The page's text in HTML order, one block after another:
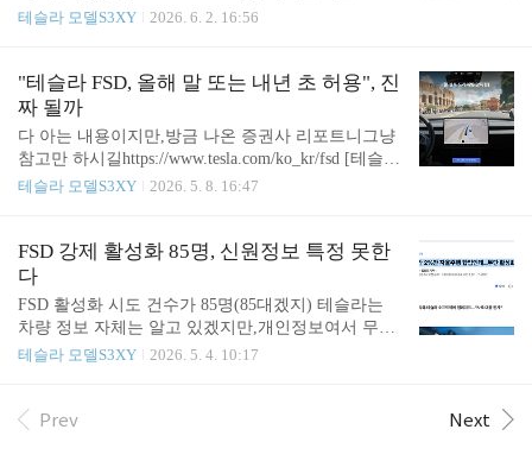
미국 유저 배포 기준으로 6월이어서,(이것도 지켜질
미국산 차량(초창기 테슬라들)이 이용 가능해지는 거
임.흠..??? 하지만 테슬라의 공언을 안 믿는 사람들이
여전히 꽤 됨. 로드스터도 그렇고, 사이버캡도 그렇
고말을 했으면 일정 좀 지켜야지 흠... 이와중에 ㅋㅋ
ㅋㅋ테잘알이네 ㅋㅋㅋ 테슬라는 원래시간 약속을
잘 지킨 적이 없음. 급한거 없음."FSD가 되고 나서" 3
장 유일하게 되는 사이버트럭 사던가.(모델S/X..
테슬라 모델S3XY 2026. 6. 2. 16:56
"테슬라 FSD, 올해 말 또는 내년 초 허용", 진
짜 될까
다 아는 내용이지만,방금 나온 증권사 리포트니그냥
참고만 하시길https://www.tesla.com/ko_kr/fsd [테슬라
FSD가 이끄는 전기차 2nd Wave: 한국 소비자의 안목
면서, 400달러 대를 회복했습니다.주가는 중국 판매
회복 뉴스에 반응했지만, 주목해야할 데이터는 한국
시장에서의 판매 성장입니다.한국은 시장규모는 작
지만, 신기술에 민감한 소비자의 특성으로 인해, 신
기술의 성공 여부를 판단할 수 있는 시장이기 때문입
니다.한국시장에서 테슬라 판매는 1분기에 2.1만대
였고, 4월에는 1.3만대(+811%YoY)로 1위를 기록했습
니다. ..
테슬라 모델S3XY 2026. 5. 8. 16:47
FSD 강제 활성화 85명, 신원정보 특정 못한
다
FSD 활성화 시도 건수가 85명(85대겠지) 테슬라는
차량 정보 자체는 알고 있겠지만,개인정보여서 무단
으로 신상 추적 불가. 제도적 한계가 뚜렷하다. 정부
보는 확인할 수 없다. 이로 인해 동일인이 반복적으
테슬라 모델S3XY 2026. 5. 4. 10:17
Prev Next